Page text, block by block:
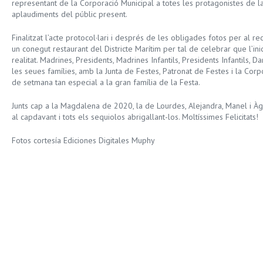
representant de la Corporació Municipal a totes les protagonistes de
aplaudiments del públic present.
Finalitzat l’acte protocol·lari i després de les obligades fotos per al
un conegut restaurant del Districte Marítim per tal de celebrar que
realitat. Madrines, Presidents, Madrines Infantils, Presidents Infantils,
les seues famílies, amb la Junta de Festes, Patronat de Festes i la
de setmana tan especial a la gran família de la Festa.
Junts cap a la Magdalena de 2020, la de Lourdes, Alejandra, Manel i
al capdavant i tots els sequiolos abrigallant-los. Moltíssimes Felicitats!
Fotos cortesía Ediciones Digitales Muphy